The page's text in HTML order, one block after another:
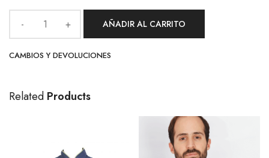
AÑADIR AL CARRITO
CAMBIOS Y DEVOLUCIONES
Related Products